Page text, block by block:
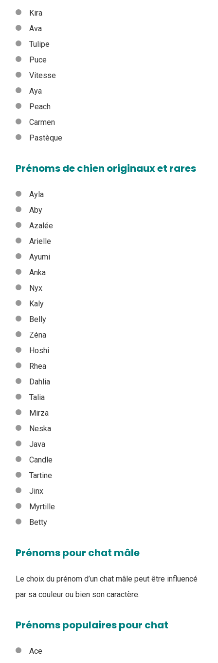
Kira
Ava
Tulipe
Puce
Vitesse
Aya
Peach
Carmen
Pastèque
Prénoms de chien originaux et rares
Ayla
Aby
Azalée
Arielle
Ayumi
Anka
Nyx
Kaly
Belly
Zéna
Hoshi
Rhea
Dahlia
Talia
Mirza
Neska
Java
Candle
Tartine
Jinx
Myrtille
Betty
Prénoms pour chat mâle
Le choix du prénom d’un chat mâle peut être influencé
par sa couleur ou bien son caractère.
Prénoms populaires pour chat
Ace